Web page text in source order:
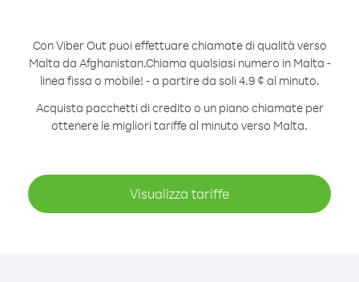
Con Viber Out puoi effettuare chiamate di qualità verso
Malta da Afghanistan.Chiama qualsiasi numero in Malta -
linea fissa o mobile! - a partire da soli 4.9 ¢ al minuto.
Acquista pacchetti di credito o un piano chiamate per
ottenere le migliori tariffe al minuto verso Malta.
Visualizza tariffe